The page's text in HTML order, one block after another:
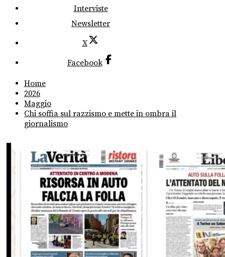
Interviste
Newsletter
X
Facebook
Home
2026
Maggio
Chi soffia sul razzismo e mette in ombra il
giornalismo